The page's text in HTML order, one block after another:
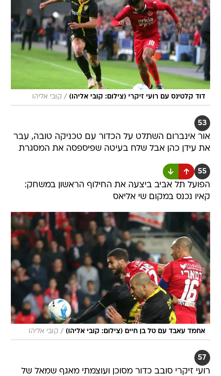
דוד קלטינס עם רועי זיקרי (צילום: קובי אליהו) / קובי אליהו
53
אור אינברום השתלט על הכדור עם טכניקה טובה, עבר
את עידן כהן אבל שלח בעיטה שפיספסה את המסגרת
55
הפועל תל אביב ביצעה את החילוף הראשון במשחק:
קאיו נכנס במקום שי אליאס
אחמד עאבד עם טל בן חיים (צילום: קובי אליהו) / קובי אליהו
57
רועי זיקרי סובב כדור מסוכן ועוצמתי מאגף שמאל של